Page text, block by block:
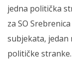
jedna politička
za SO
subjekata, jedan
političke stranke.